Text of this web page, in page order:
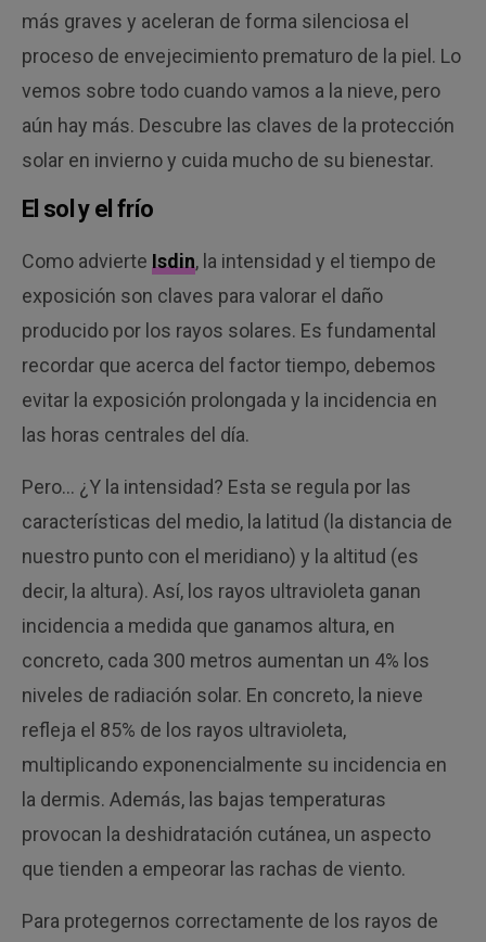
más graves y aceleran de forma silenciosa el
proceso de envejecimiento prematuro de la piel. Lo
vemos sobre todo cuando vamos a la nieve, pero
aún hay más. Descubre las claves de la protección
solar en invierno y cuida mucho de su bienestar.
El sol y el frío
Como advierteIsdin, la intensidad y el tiempo de
exposición son claves para valorar el daño
producido por los rayos solares. Es fundamental
recordar que acerca del factor tiempo, debemos
evitar la exposición prolongada y la incidencia en
las horas centrales del día.
Pero… ¿Y la intensidad? Esta se regula por las
características del medio, la latitud (la distancia de
nuestro punto con el meridiano) y la altitud (es
decir, la altura). Así, los rayos ultravioleta ganan
incidencia a medida que ganamos altura, en
concreto, cada 300 metros aumentan un 4% los
niveles de radiación solar. En concreto, la nieve
refleja el 85% de los rayos ultravioleta,
multiplicando exponencialmente su incidencia en
la dermis. Además, las bajas temperaturas
provocan la deshidratación cutánea, un aspecto
que tienden a empeorar las rachas de viento.
Para protegernos correctamente de los rayos de